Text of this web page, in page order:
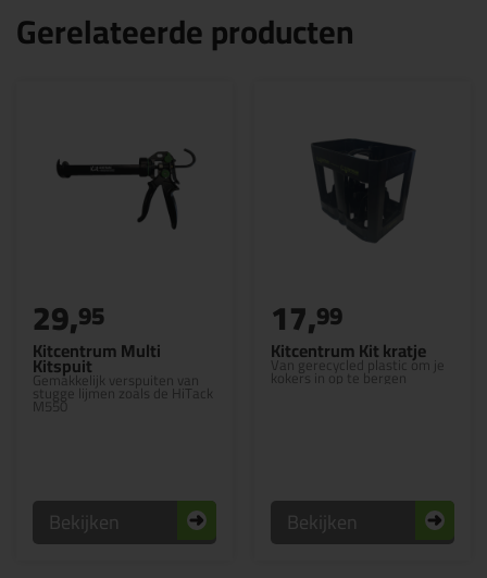
Gerelateerde producten
Kitcentrum Multi
Kitspuit
Gemakkelijk verspuiten van
stugge lijmen zoals de HiTack
M550
29,95
Bekijken
Kitcentrum Kit kratje
Van gerecycled plastic om je
kokers in op te bergen
17,99
Bekijken